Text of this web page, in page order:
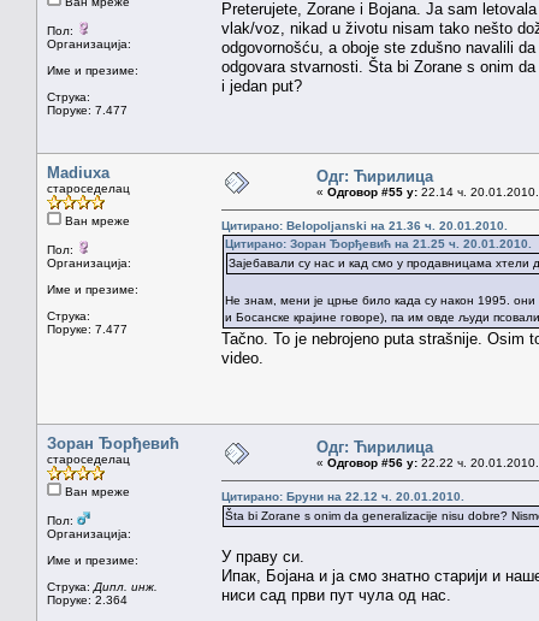
Пол:
Организација:
Име и презиме:
Струка:
Поруке: 7.477
Preterujete, Zorane i Bojana. Ja sam
vlak/voz, nikad u životu nisam tako nešto
odgovornošću, a oboje ste zdušno navalili
odgovara stvarnosti. Šta bi Zorane s onim
i jedan put?
Madiuxa
староседелац
Ван мреже
Пол:
Организација:
Име и презиме:
Струка:
Поруке: 7.477
Одг: Ћирилица
« Одговор #55 у: 22.14 ч.
Цитирано: Belopoljanski на 21.36 ч. 20.01.2010.
Цитирано: Зоран Ђорђевић на 21.25 ч. 20.01.2010.
Зајебавали су нас и кад смо у продавницама
Не знам, мени је црње било када су након 1995.
и Босанске крајине говоре), па им овде људи
Tačno. To je nebrojeno puta strašnije. Osim
video.
Зоран Ђорђевић
староседелац
Ван мреже
Пол:
Организација:
Име и презиме:
Струка: Дипл. инж.
Поруке: 2.364
Одг: Ћирилица
« Одговор #56 у: 22.22 ч.
Цитирано: Бруни на 22.12 ч. 20.01.2010.
Šta bi Zorane s onim da generalizacije nisu dobre?
У праву си.
Ипак, Бојана и ја смо знатно старији и
ниси сад први пут чула од нас.